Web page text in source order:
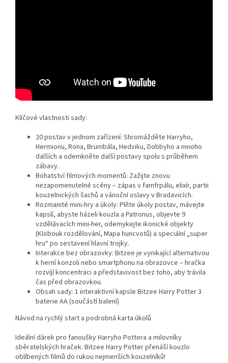
Klíčové vlastnosti sady:
20 postav v jednom zařízení: Shromážděte Harryho,
Hermionu, Rona, Brumbála, Hedviku, Dobbyho a mnoho
dalších a odemkněte další postavy spolu s průběhem
zábavy.
Bohatství filmových momentů: Zažijte znovu
nezapomenutelné scény – zápas v famfrpálu, elixír, partii
kouzelnických šachů a vánoční oslavy v Bradavicích.
Rozmanité mini-hry a úkoly: Plňte úkoly postav, mávejte
kapslí, abyste házeli kouzla a Patronus, objevte 9
vzdělávacích mini-her, odemykejte ikonické objekty
(Klobouk rozdělování, Mapa huncvotů) a speciální „super
hru“ po sestavení hlavní trojky.
Interakce bez obrazovky: Bitzee je vynikající alternativou
k herní konzoli nebo smartphonu na obrazovce – hračka
rozvíjí koncentraci a představivost bez toho, aby trávila
čas před obrazovkou.
Obsah sady: 1 interaktivní kapsle Bitzee Harry Potter 3
baterie AA (součástí balení)
Návod na rychlý start a podrobná karta úkolů
Ideální dárek pro fanoušky Harryho Pottera a milovníky
sběratelských hraček. Bitzee Harry Potter přenáší kouzlo
oblíbených filmů do rukou nejmenších kouzelníků!